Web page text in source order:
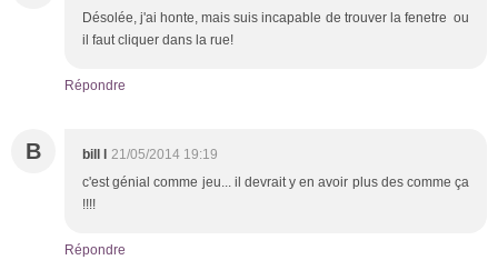
Désolée, j'ai honte, mais suis incapable de trouver la fenetre ou
il faut cliquer dans la rue!
Répondre
B bill l 21/05/2014 19:19
c'est génial comme jeu... il devrait y en avoir plus des comme ça
!!!!
Répondre